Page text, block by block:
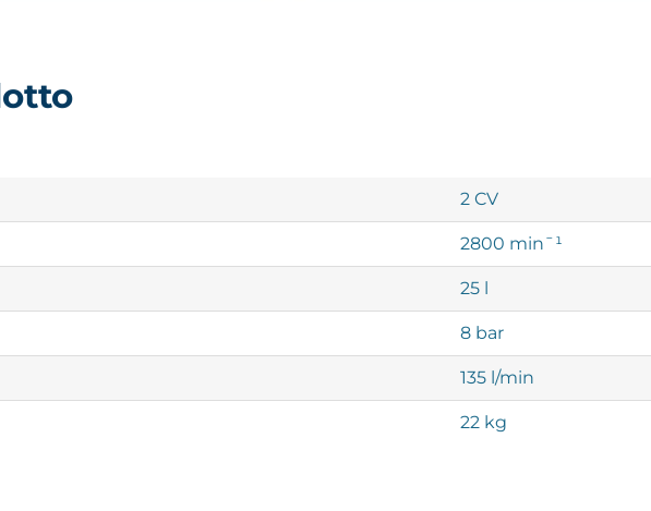
2 CV
2800 minˉ¹
25 l
8 bar
135 l/min
22 kg